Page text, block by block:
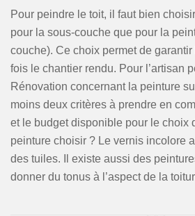
Pour peindre le toit, il faut bien
pour la sous-couche que pour la
couche). Ce choix permet de
fois le chantier rendu. Pour l’artisan
Rénovation concernant la peinture
moins deux critères à prendre en
et le budget disponible pour le choix
peinture choisir ? Le vernis incolore
des tuiles. Il existe aussi des
donner du tonus à l’aspect de la